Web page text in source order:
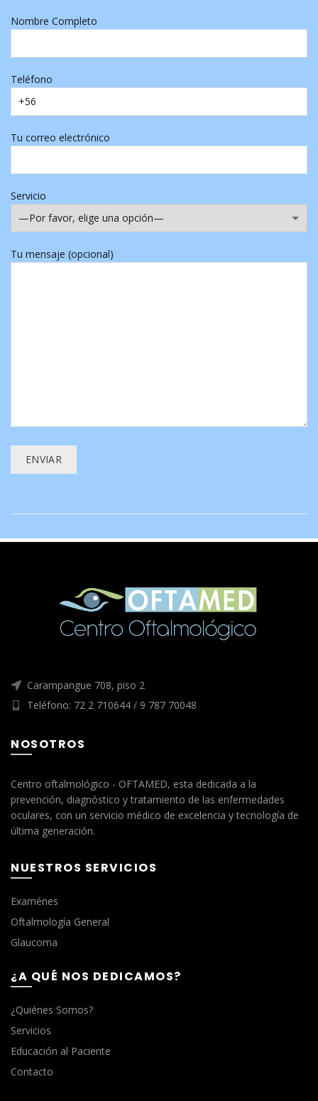
Nombre Completo
Teléfono
Tu correo electrónico
Servicio
Tu mensaje (opcional)
Carampangue 708, piso 2
Teléfono: 72 2 710644 / 9 787 70048
NOSOTROS
Centro oftalmológico - OFTAMED, esta dedicada a la
prevención, diagnóstico y tratamiento de las enfermedades
oculares, con un servicio médico de excelencia y tecnología de
última generación.
NUESTROS SERVICIOS
Examénes
Oftalmología General
Glaucoma
¿A QUÉ NOS DEDICAMOS?
¿Quiénes Somos?
Servicios
Educación al Paciente
Contacto